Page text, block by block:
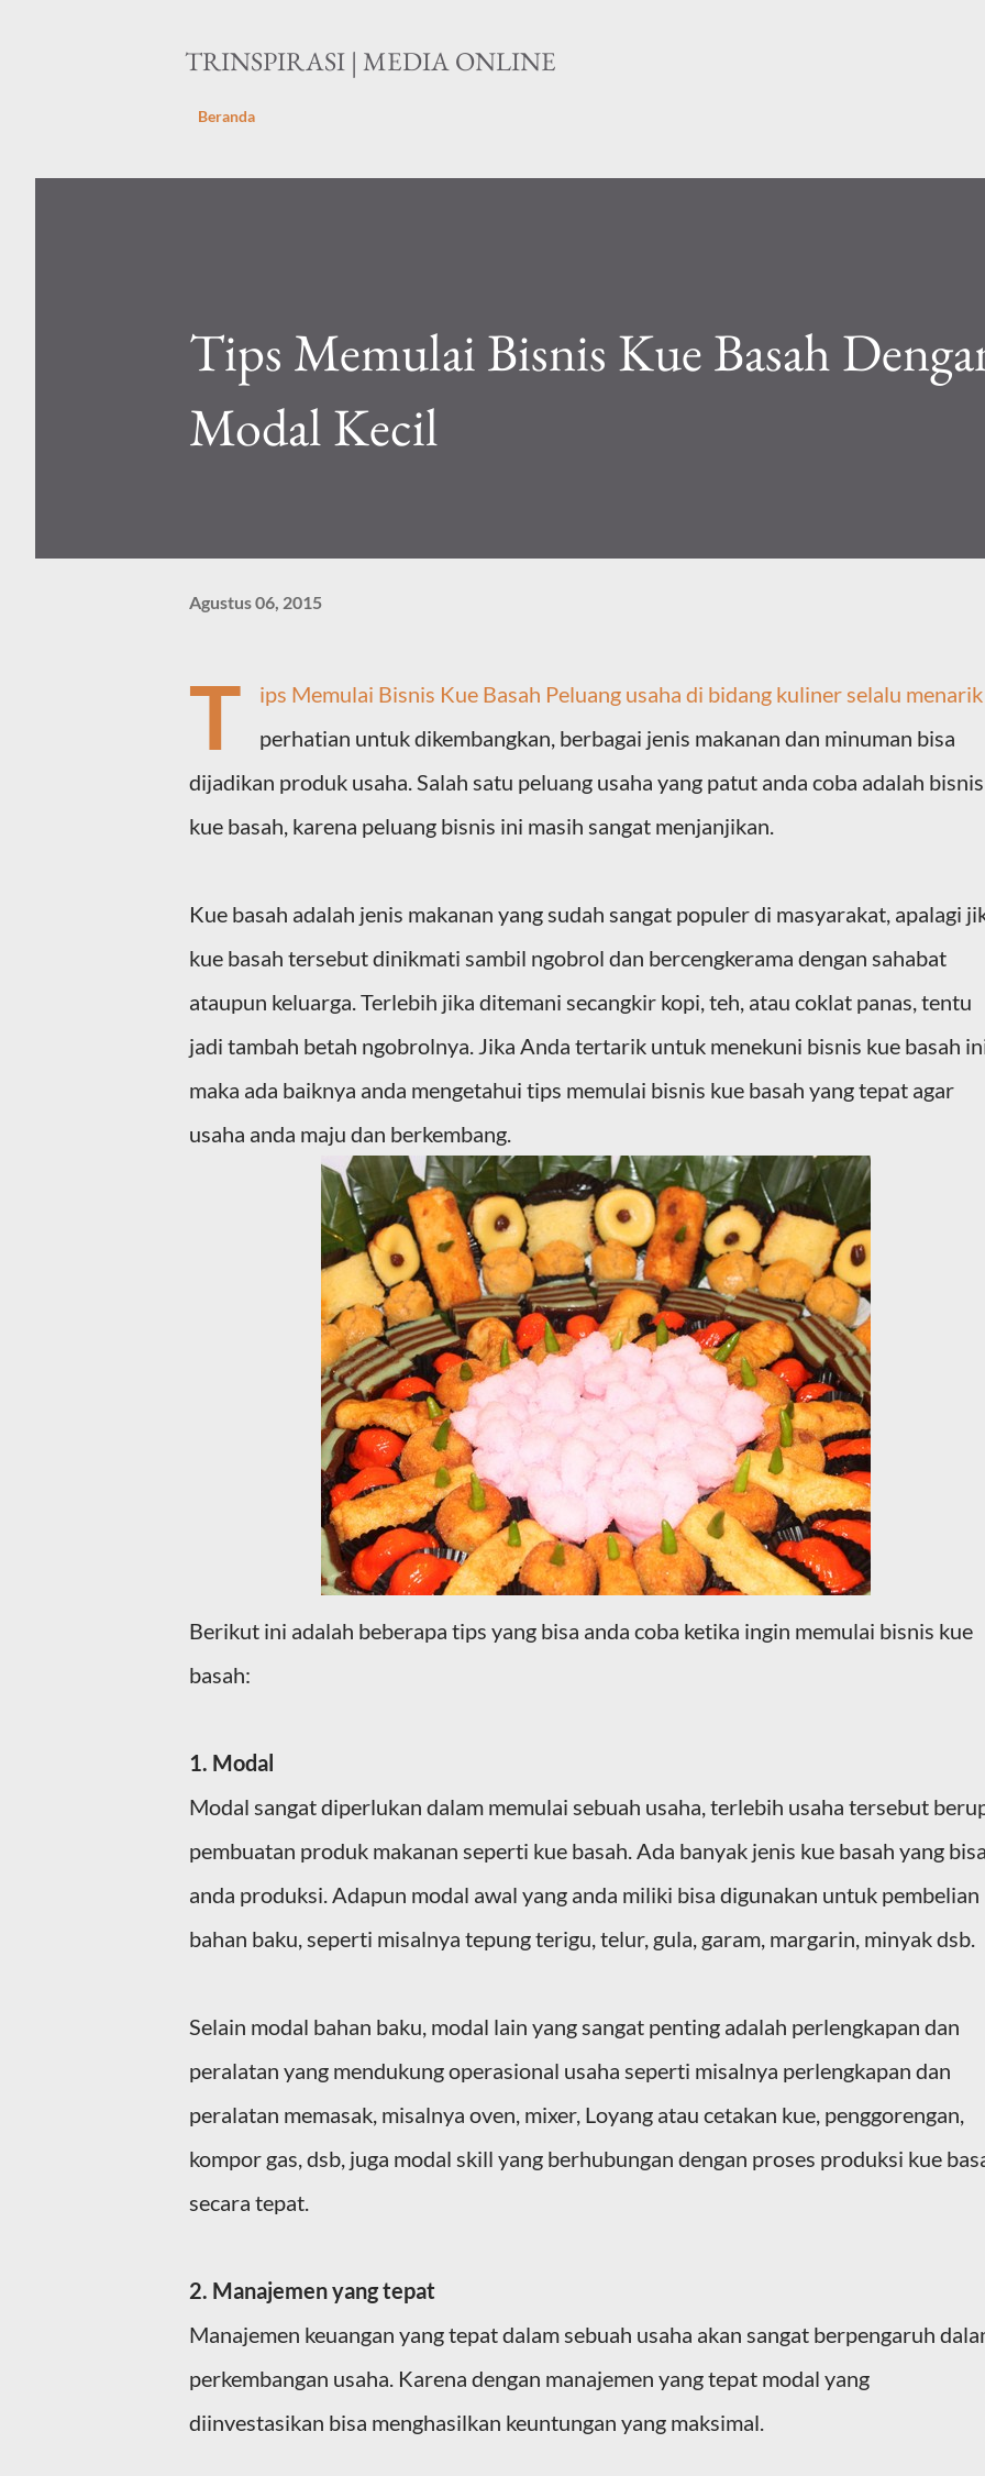
TRINSPIRASI | MEDIA ONLINE
Beranda
Tips Memulai Bisnis Kue Basah
Modal Kecil
Agustus 06, 2015
T ips Memulai Bisnis Kue Basah Peluang usaha di bidang kuliner selalu menarik
perhatian untuk dikembangkan, berbagai jenis makanan dan minuman bisa
dijadikan produk usaha. Salah satu peluang usaha yang patut anda coba adalah bisnis
kue basah, karena peluang bisnis ini masih sangat menjanjikan.
Kue basah adalah jenis makanan yang sudah sangat populer di masyarakat, apalagi
kue basah tersebut dinikmati sambil ngobrol dan bercengkerama dengan sahabat
ataupun keluarga. Terlebih jika ditemani secangkir kopi, teh, atau coklat panas, tentu
jadi tambah betah ngobrolnya. Jika Anda tertarik untuk menekuni bisnis kue basah
maka ada baiknya anda mengetahui tips memulai bisnis kue basah yang tepat agar
usaha anda maju dan berkembang.
Berikut ini adalah beberapa tips yang bisa anda coba ketika ingin memulai bisnis kue
basah:
1. Modal
Modal sangat diperlukan dalam memulai sebuah usaha, terlebih usaha tersebut
pembuatan produk makanan seperti kue basah. Ada banyak jenis kue basah yang
anda produksi. Adapun modal awal yang anda miliki bisa digunakan untuk pembelian
bahan baku, seperti misalnya tepung terigu, telur, gula, garam, margarin, minyak dsb.
Selain modal bahan baku, modal lain yang sangat penting adalah perlengkapan dan
peralatan yang mendukung operasional usaha seperti misalnya perlengkapan dan
peralatan memasak, misalnya oven, mixer, Loyang atau cetakan kue, penggorengan,
kompor gas, dsb, juga modal skill yang berhubungan dengan proses produksi kue
secara tepat.
2. Manajemen yang tepat
Manajemen keuangan yang tepat dalam sebuah usaha akan sangat berpengaruh
perkembangan usaha. Karena dengan manajemen yang tepat modal yang
diinvestasikan bisa menghasilkan keuntungan yang maksimal.